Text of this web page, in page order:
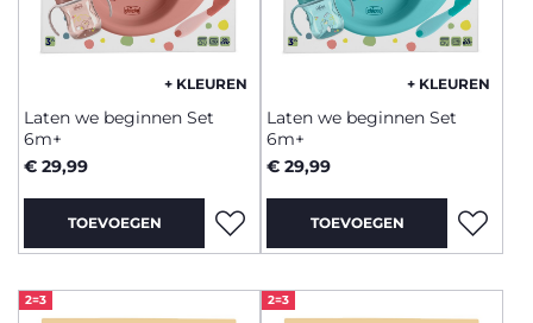
+ KLEUREN
Laten we beginnen Set
6m+
€ 29,99
TOEVOEGEN
+ KLEUREN
Laten we beginnen Set
6m+
€ 29,99
TOEVOEGEN
2=3 2=3